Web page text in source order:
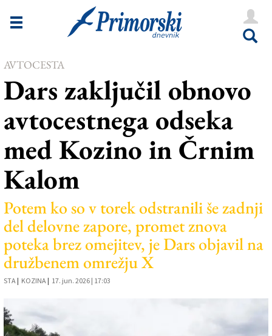
Novice
Goriška
Kultura
Šport
Še
Vreme
Uredništvo
Oglasi
Založnik
Zadruga PD
Naročnine
AVTOCESTA
Dars zaključil obnovo
avtocestnega odseka
med Kozino in Črnim
Kalom
Potem ko so v torek odstranili še zadnji
del delovne zapore, promet znova
poteka brez omejitev, je Dars objavil na
družbenem omrežju X
STA | KOZINA | 17. jun. 2026 | 17:03